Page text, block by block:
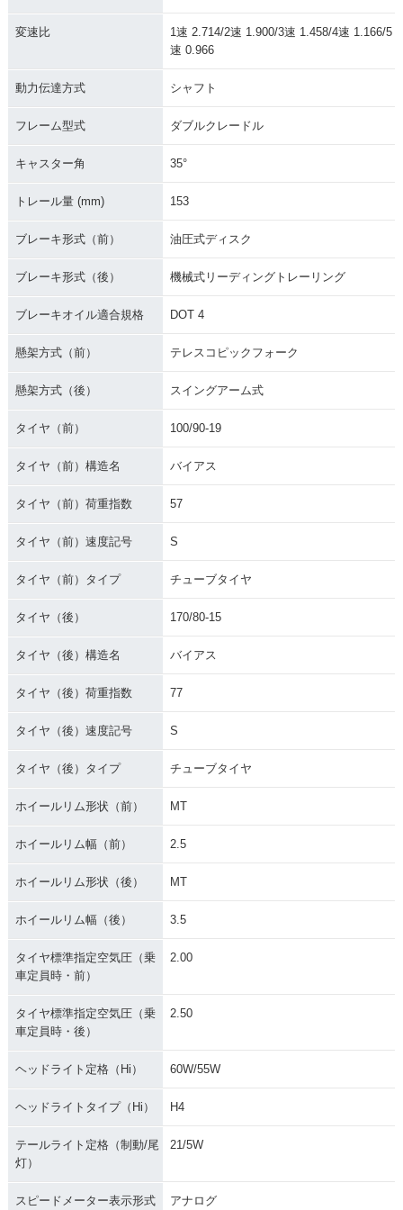
変速比
1速 2.714/2速 1.900/3速 1.458/4速 1.166/5
速 0.966
動力伝達方式 シャフト
フレーム型式 ダブルクレードル
キャスター角 35°
トレール量 (mm) 153
ブレーキ形式（前） 油圧式ディスク
ブレーキ形式（後） 機械式リーディングトレーリング
ブレーキオイル適合規格 DOT 4
懸架方式（前） テレスコピックフォーク
懸架方式（後） スイングアーム式
タイヤ（前） 100/90-19
タイヤ（前）構造名 バイアス
タイヤ（前）荷重指数 57
タイヤ（前）速度記号 S
タイヤ（前）タイプ チューブタイヤ
タイヤ（後） 170/80-15
タイヤ（後）構造名 バイアス
タイヤ（後）荷重指数 77
タイヤ（後）速度記号 S
タイヤ（後）タイプ チューブタイヤ
ホイールリム形状（前） MT
ホイールリム幅（前） 2.5
ホイールリム形状（後） MT
ホイールリム幅（後） 3.5
タイヤ標準指定空気圧（乗
車定員時・前）
2.00
タイヤ標準指定空気圧（乗
車定員時・後）
2.50
ヘッドライト定格（Hi） 60W/55W
ヘッドライトタイプ（Hi） H4
テールライト定格（制動/尾
灯）
21/5W
スピードメーター表示形式 アナログ